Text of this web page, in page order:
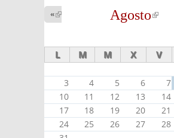
Agosto
«
external)
L M M X V
3
4 5 6 7
10
11 12 13 14
17
18 19 20 21
24
25 26 27 28